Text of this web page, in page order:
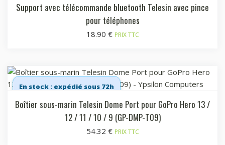
Support avec télécommande bluetooth Telesin avec pince
pour téléphones
18.90 € PRIX TTC
En stock : expédié sous 72h
Boîtier sous-marin Telesin Dome Port pour GoPro Hero 13 /
12 / 11 / 10 / 9 (GP-DMP-T09)
54.32 € PRIX TTC